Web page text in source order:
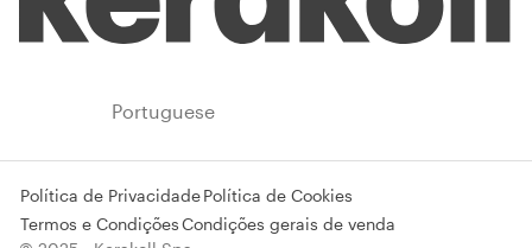
Portuguese
Política de PrivacidadePolítica de Cookies
Termos e CondiçõesCondições gerais de venda